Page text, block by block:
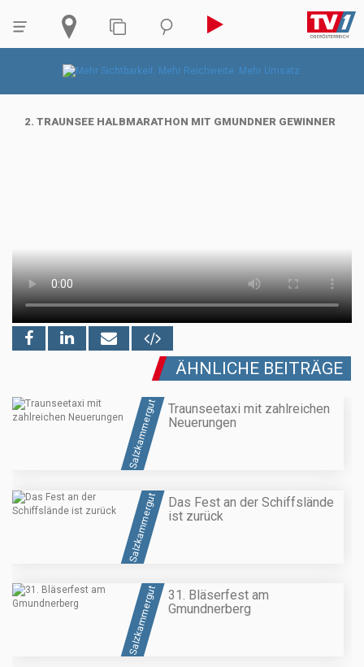
2. TRAUNSEE HALBMARATHON MIT GMUNDNER GEWINNER
ÄHNLICHE BEITRÄGE
Salzkammergut
Traunseetaxi mit zahlreichen
Neuerungen
Salzkammergut
Das Fest an der Schiffslände
ist zurück
Salzkammergut
31. Bläserfest am
Gmundnerberg